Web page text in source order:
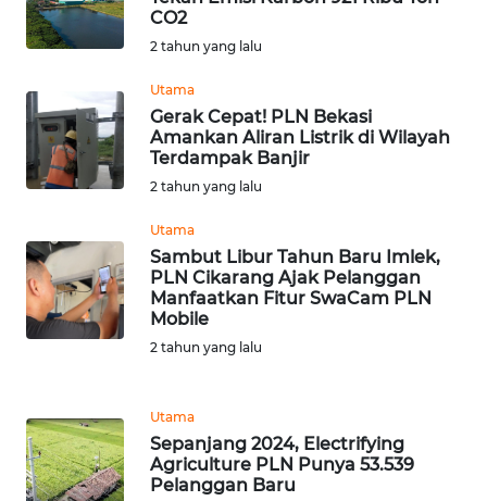
CO2
2 tahun yang lalu
Utama
Gerak Cepat! PLN Bekasi
Amankan Aliran Listrik di Wilayah
Terdampak Banjir
2 tahun yang lalu
Utama
Sambut Libur Tahun Baru Imlek,
PLN Cikarang Ajak Pelanggan
Manfaatkan Fitur SwaCam PLN
Mobile
2 tahun yang lalu
Utama
Sepanjang 2024, Electrifying
Agriculture PLN Punya 53.539
Pelanggan Baru
BALI
WN
KALTENG
KALTARA
WN
KALSEL
WN
SULSEL